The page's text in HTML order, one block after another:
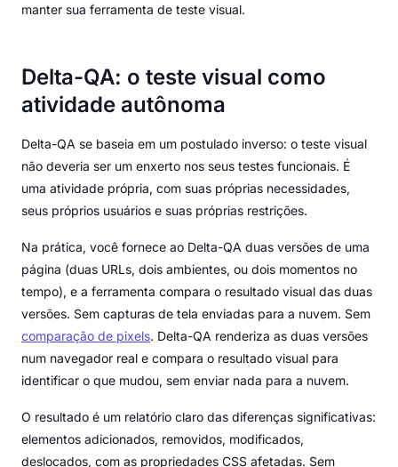
manter sua ferramenta de teste visual.
Delta-QA: o teste visual como
atividade autônoma
Delta-QA se baseia em um postulado inverso: o teste visual
não deveria ser um enxerto nos seus testes funcionais. É
uma atividade própria, com suas próprias necessidades,
seus próprios usuários e suas próprias restrições.
Na prática, você fornece ao Delta-QA duas versões de uma
página (duas URLs, dois ambientes, ou dois momentos no
tempo), e a ferramenta compara o resultado visual das duas
versões. Sem capturas de tela enviadas para a nuvem. Sem
comparação de pixels. Delta-QA renderiza as duas versões
num navegador real e compara o resultado visual para
identificar o que mudou, sem enviar nada para a nuvem.
O resultado é um relatório claro das diferenças significativas:
elementos adicionados, removidos, modificados,
deslocados, com as propriedades CSS afetadas. Sem